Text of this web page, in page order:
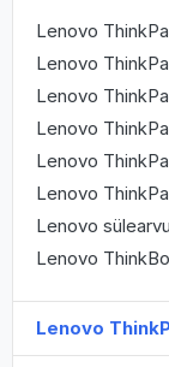
Lenovo
Lenovo
Lenovo
Lenovo
Lenovo
Lenovo
Lenovo
Lenovo
Lenovo